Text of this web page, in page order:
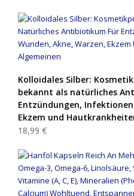
Kolloidales Silber:
bekannt als natürliches
Entzündungen,
Ekzem und
18,99 €